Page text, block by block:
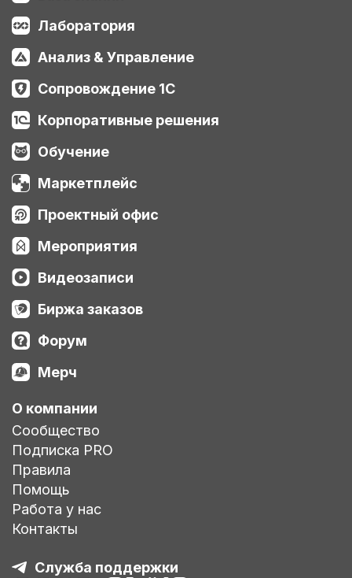
Лаборатория
Анализ & Управление
Сопровождение 1С
Корпоративные решения
Обучение
Маркетплейс
Проектный офис
Мероприятия
Видеозаписи
Биржа заказов
Форум
Мерч
О компании
Сообщество
Подписка PRO
Правила
Помощь
Работа у нас
Контакты
Служба поддержки